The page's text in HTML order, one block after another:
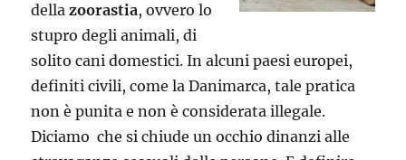
dellazoorastia, ovvero lo
stupro degli animali, di
solito cani domestici. In alcuni paesi europei,
definiti civili, come la Danimarca, tale pratica
non è punita e non è considerata illegale.
Diciamo che si chiude un occhio dinanzi alle